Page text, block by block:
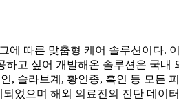
따른 맞춤형 케어 솔루션이다.
고 싶어 개발해온 솔루션은 국
, 슬라브계, 황인종, 흑인 등 모든
었으며 해외 의료진의 진단 데이